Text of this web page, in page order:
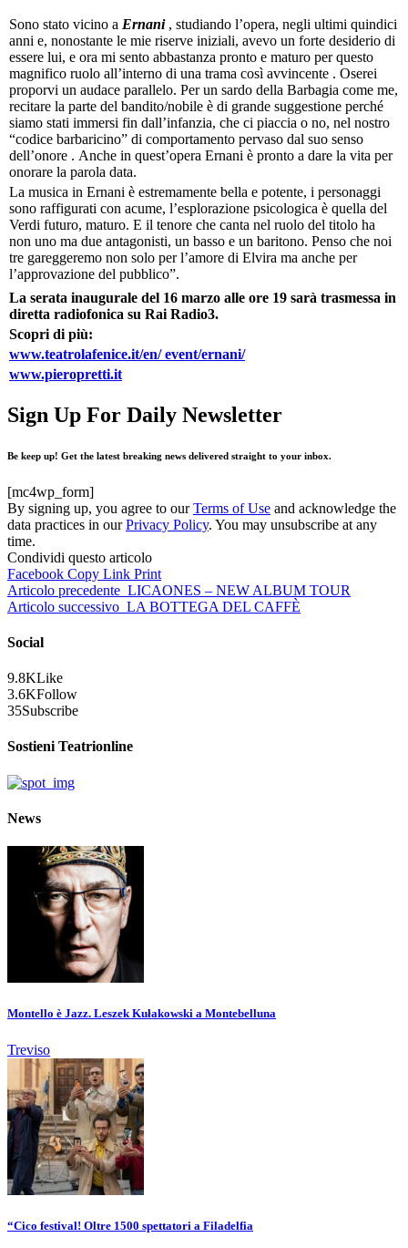
Sono stato vicino a Ernani, studiando l’opera, negli ultimi quindici
anni e, nonostante le mie riserve iniziali, avevo un forte desiderio di
essere lui, e ora mi sento abbastanza pronto e maturo per questo
magnifico ruolo all’interno di una trama così avvincente . Oserei
proporvi un audace parallelo. Per un sardo della Barbagia come me,
recitare la parte del bandito/nobile è di grande suggestione perché
siamo stati immersi fin dall’infanzia, che ci piaccia o no, nel nostro
“codice barbaricino” di comportamento pervaso dal suo senso
dell’onore . Anche in quest’opera Ernani è pronto a dare la vita per
onorare la parola data.
La musica in Ernani è estremamente bella e potente, i personaggi
sono raffigurati con acume, l’esplorazione psicologica è quella del
Verdi futuro, maturo. E il tenore che canta nel ruolo del titolo ha
non uno ma due antagonisti, un basso e un baritono. Penso che noi
tre gareggeremo non solo per l’amore di Elvira ma anche per
l’approvazione del pubblico”.
La serata inaugurale del 16 marzo alle ore 19 sarà trasmessa in
diretta radiofonica su Rai Radio3.
Scopri di più:
www.teatrolafenice.it/en/event/ernani/
www.pieropretti.it
Sign Up For Daily Newsletter
Be keep up! Get the latest breaking news delivered straight to your inbox.
[mc4wp_form]
By signing up, you agree to ourTerms of Use and acknowledge the
data practices in ourPrivacy Policy. You may unsubscribe at any
time.
Condividi questo articolo
Facebook Copy Link Print
Articolo precedente LICAONES – NEW ALBUM TOUR
Articolo successivo LA BOTTEGA DEL CAFFÈ
Social
9.8KLike
3.6KFollow
35Subscribe
Sostieni Teatrionline
News
Montello è Jazz. Leszek Kułakowski a Montebelluna
Treviso
“Cico festival! Oltre 1500 spettatori a Filadelfia